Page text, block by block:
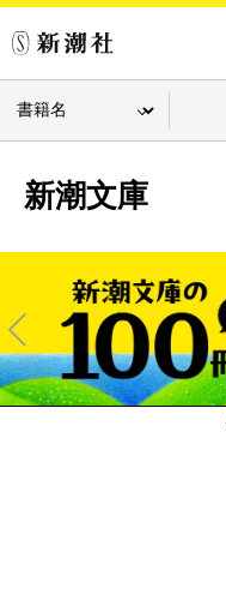
新潮文庫
Pre
v